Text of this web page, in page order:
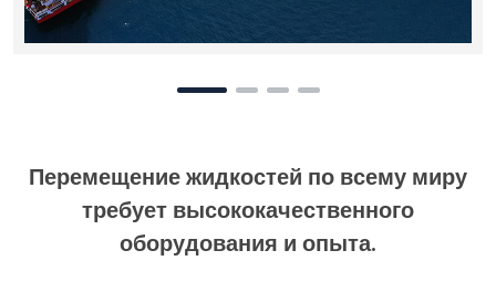
Перемещение жидкостей по всему миру
требует высококачественного
оборудования и опыта.